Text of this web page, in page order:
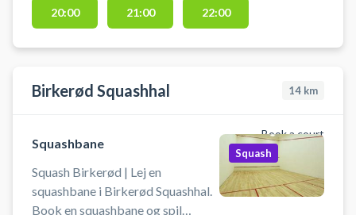
20:00 21:00 22:00
Birkerød Squashhal 14 km
Book a court
Squashbane
Squash Birkerød | Lej en
squashbane i Birkerød Squashhal.
Book en squashbane og spil
Squash